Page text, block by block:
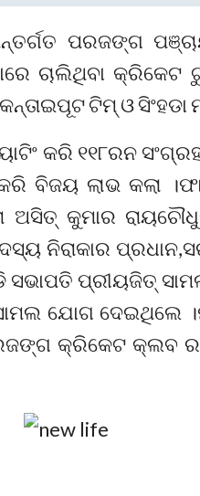
ପରଜଙ୍ଗ
କ୍ରିକେଟ
ଟିମ୍ ଓ
କରି ୧୧୮ରନ
କରି ବିଜୟ ଲାଭ କଲା
ଅସିତ୍ କୁମାର
ନିରାକାର
ସଭାପତି ପ୍ରୀୟଜିତ୍
ଯୋଗ
କ୍ରିକେଟ କ୍ଲବ ର